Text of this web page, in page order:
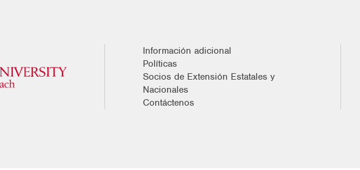
Información adicional
Políticas
Socios de Extensión Estatales y
Nacionales
Contáctenos